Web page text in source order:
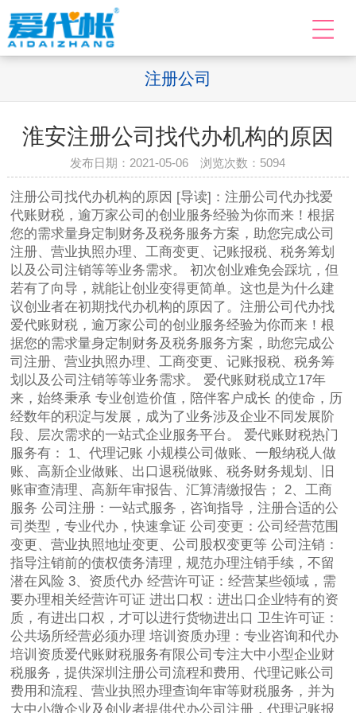
注册公司
淮安注册公司找代办机构的原因
发布日期：2021-05-06 浏览次数： 5094
注册公司找代办机构的原因 [导读]：注册公司代办找爱
代账财税，逾万家公司的创业服务经验为你而来！根据
您的需求量身定制财务及税务服务方案，助您完成公司
注册、营业执照办理、工商变更、记账报税、税务筹划
以及公司注销等等业务需求。 初次创业难免会踩坑，但
若有了向导，就能让创业变得更简单。这也是为什么建
议创业者在初期找代办机构的原因了。注册公司代办找
爱代账财税，逾万家公司的创业服务经验为你而来！根
据您的需求量身定制财务及税务服务方案，助您完成公
司注册、营业执照办理、工商变更、记账报税、税务筹
划以及公司注销等等业务需求。 爱代账财税成立17年
来，始终秉承 专业创造价值，陪伴客户成长 的使命，历
经数年的积淀与发展，成为了业务涉及企业不同发展阶
段、层次需求的一站式企业服务平台。 爱代账财税热门
服务有： 1、代理记账 小规模公司做账、一般纳税人做
账、高新企业做账、出口退税做账、税务财务规划、旧
账审查清理、高新年审报告、汇算清缴报告； 2、工商
服务 公司注册：一站式服务，咨询指导，注册合适的公
司类型，专业代办，快速拿证 公司变更：公司经营范围
变更、营业执照地址变更、公司股权变更等 公司注销：
指导注销前的债权债务清理，规范办理注销手续，不留
潜在风险 3、资质代办 经营许可证：经营某些领域，需
要办理相关经营许可证 进出口权：进出口企业特有的资
质，有进出口权，才可以进行货物进出口 卫生许可证：
公共场所经营必须办理 培训资质办理：专业咨询和代办
培训资质爱代账财税服务有限公司专注大中小型企业财
税服务，提供深圳注册公司流程和费用、代理记账公司
费用和流程、营业执照办理查询年审等财税服务，并为
大中小微企业及创业者提供代办公司注册，代理记账报